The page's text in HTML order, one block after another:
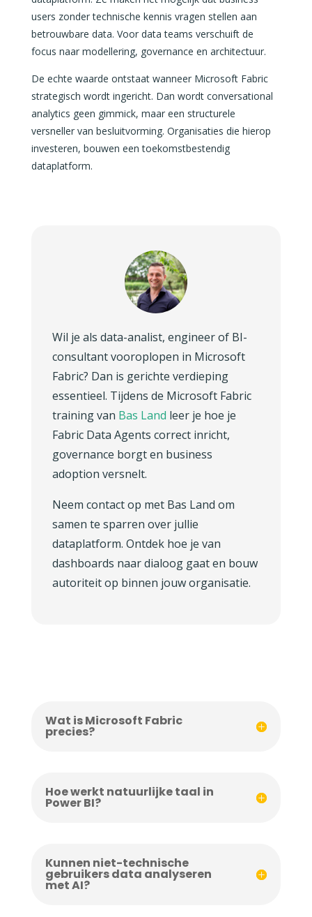
users zonder technische kennis vragen stellen aan
betrouwbare data. Voor data teams verschuift de
focus naar modellering, governance en architectuur.
De echte waarde ontstaat wanneer Microsoft Fabric
strategisch wordt ingericht. Dan wordt conversational
analytics geen gimmick, maar een structurele
versneller van besluitvorming. Organisaties die hierop
investeren, bouwen een toekomstbestendig
dataplatform.
Wil je als data-analist, engineer of BI-
consultant vooroplopen in Microsoft
Fabric? Dan is gerichte verdieping
essentieel. Tijdens de Microsoft Fabric
training van Bas Land leer je hoe je
Fabric Data Agents correct inricht,
governance borgt en business
adoption versnelt.
Neem contact op met Bas Land om
samen te sparren over jullie
dataplatform. Ontdek hoe je van
dashboards naar dialoog gaat en bouw
autoriteit op binnen jouw organisatie.
Wat is Microsoft Fabric
precies?
Hoe werkt natuurlijke taal in
Power BI?
Kunnen niet-technische
gebruikers data analyseren
met AI?